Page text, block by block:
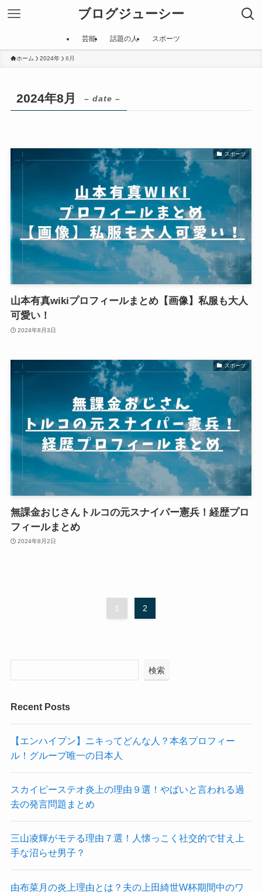
ブログジューシー
芸能 話題の人 スポーツ
ホーム 2024年 8月
2024年8月 – date –
スポーツ
山本有真wikiプロフィールまとめ【画像】私服も大人
可愛い！
2024年8月3日
スポーツ
無課金おじさんトルコの元スナイパー憲兵！経歴プロ
フィールまとめ
2024年8月2日
1 2
検索
Recent Posts
【エンハイプン】ニキってどんな人？本名プロフィー
ル！グループ唯一の日本人
スカイピーステオ炎上の理由９選！やばいと言われる過
去の発言問題まとめ
三山凌輝がモテる理由７選！人懐っこく社交的で甘え上
手な沼らせ男子？
由布菜月の炎上理由とは？夫の上田綺世W杯期間中のワ